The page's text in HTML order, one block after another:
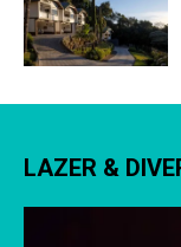
LAZER &